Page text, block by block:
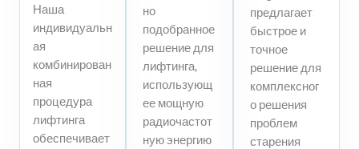
Наша
индивидуальн
ая
комбинирован
ная
процедура
лифтинга
обеспечивает
но
подобранное
решение для
лифтинга,
использующ
ее мощную
радиочастот
ную энергию
предлагает
быстрое и
точное
решение для
комплексног
о решения
проблем
старения